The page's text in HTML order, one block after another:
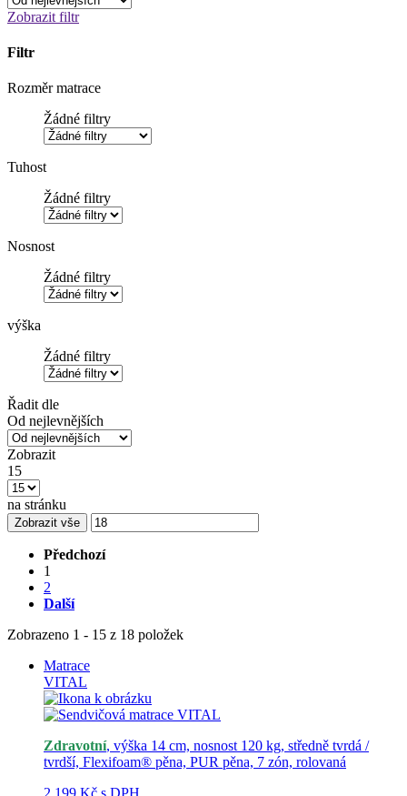
Zobrazit filtr
Filtr
Rozměr matrace
Žádné filtry
Tuhost
Žádné filtry
Nosnost
Žádné filtry
výška
Žádné filtry
Řadit dle
Od nejlevnějších
Zobrazit
15
na stránku
Zobrazit vše
Předchozí
1
2
Další
Zobrazeno 1 - 15 z 18 položek
Matrace
VITAL
Zdravotní, výška 14 cm, nosnost 120 kg, středně tvrdá /
tvrdší, Flexifoam® pěna, PUR pěna, 7 zón, rolovaná